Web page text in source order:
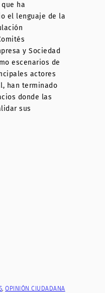
ha
el lenguaje de la
y Sociedad
escenarios de
actores
han terminado
donde las
sus
, OPINIÓN CIUDADANA